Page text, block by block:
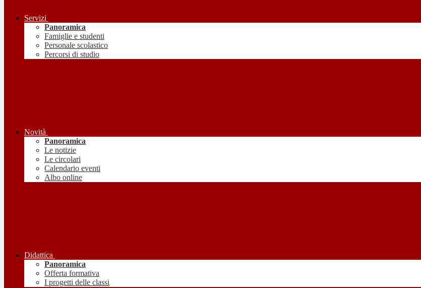
Servizi
Panoramica
Famiglie e studenti
Personale scolastico
Percorsi di studio
Novità
Panoramica
Le notizie
Le circolari
Calendario eventi
Albo online
Didattica
Panoramica
Offerta formativa
I progetti delle classi